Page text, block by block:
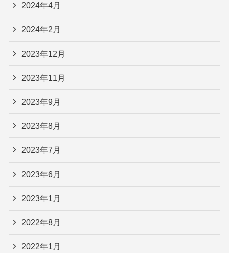
2024年4月
2024年2月
2023年12月
2023年11月
2023年9月
2023年8月
2023年7月
2023年6月
2023年1月
2022年8月
2022年1月